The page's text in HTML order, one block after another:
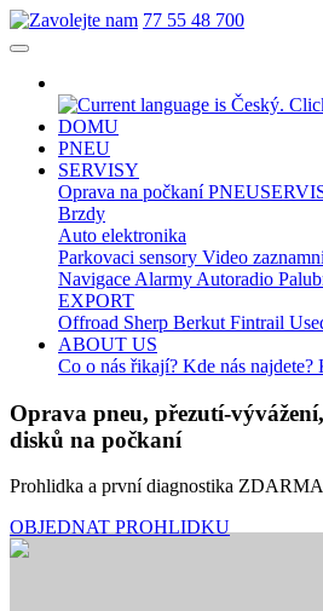
77 55 48 700
DOMU
PNEU
SERVISY
Oprava na počkaní
Brzdy
Auto elektronika
Parkovaci sensory Video
Navigace Alarmy Autoradio
EXPORT
Offroad Sherp Berkut Fintrail
ABOUT US
Co o nás řikají? Kde nás najdete?
Oprava pneu, přezutí-
disků na počkaní
Prohlidka a první diagnostika
OBJEDNAT PROHLIDKU